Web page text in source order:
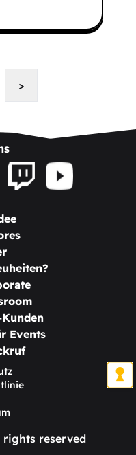
>
Events
rights reserved